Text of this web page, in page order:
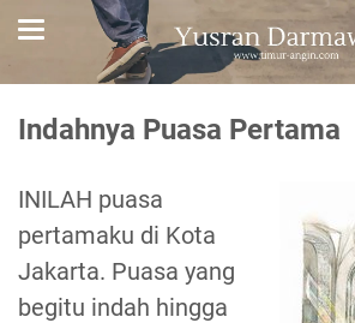
Indahnya Puasa Pertama
INILAH puasa
pertamaku di Kota
Jakarta. Puasa yang
begitu indah hingga